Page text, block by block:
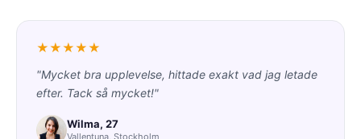
★★★★★
"Mycket bra upplevelse, hittade exakt vad jag letade
efter. Tack så mycket!"
Wilma, 27